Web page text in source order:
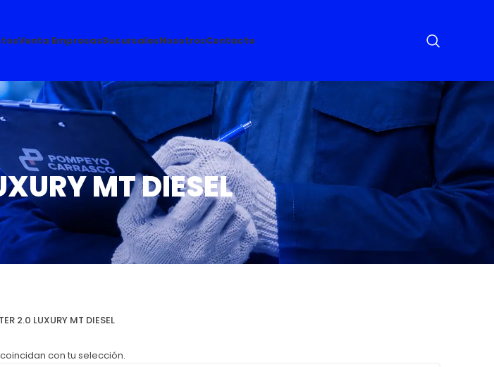
Venta EmpresasSucursalesNosotrosContacto
MT DIESEL
2.0 LUXURY MT DIESEL
con tu selección.